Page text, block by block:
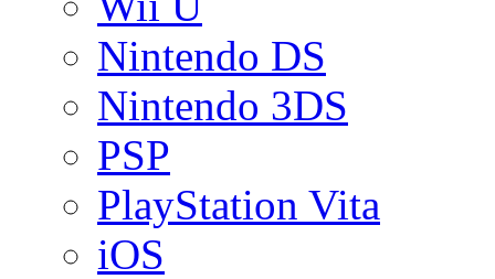
Nintendo DS
Nintendo 3DS
PSP
PlayStation Vita
iOS